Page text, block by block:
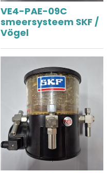
VE4-PAE-09C
smeersysteem SKF /
Vögel